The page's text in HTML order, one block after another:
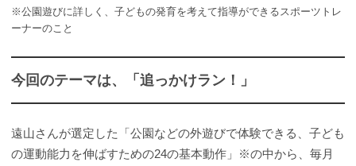
※公園遊びに詳しく、子どもの発育を考えて指導ができるスポーツトレ
ーナーのこと
今回のテーマは、「追っかけラン！」
遠山さんが選定した「公園などの外遊びで体験できる、子ども
の運動能力を伸ばすための24の基本動作」※の中から、毎月